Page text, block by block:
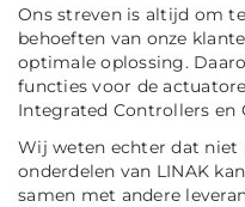
Ons streven is altijd om
behoeften van onze
optimale oplossing.
functies voor de
Integrated Controllers en
Wij weten echter dat
onderdelen van LINAK
samen met andere